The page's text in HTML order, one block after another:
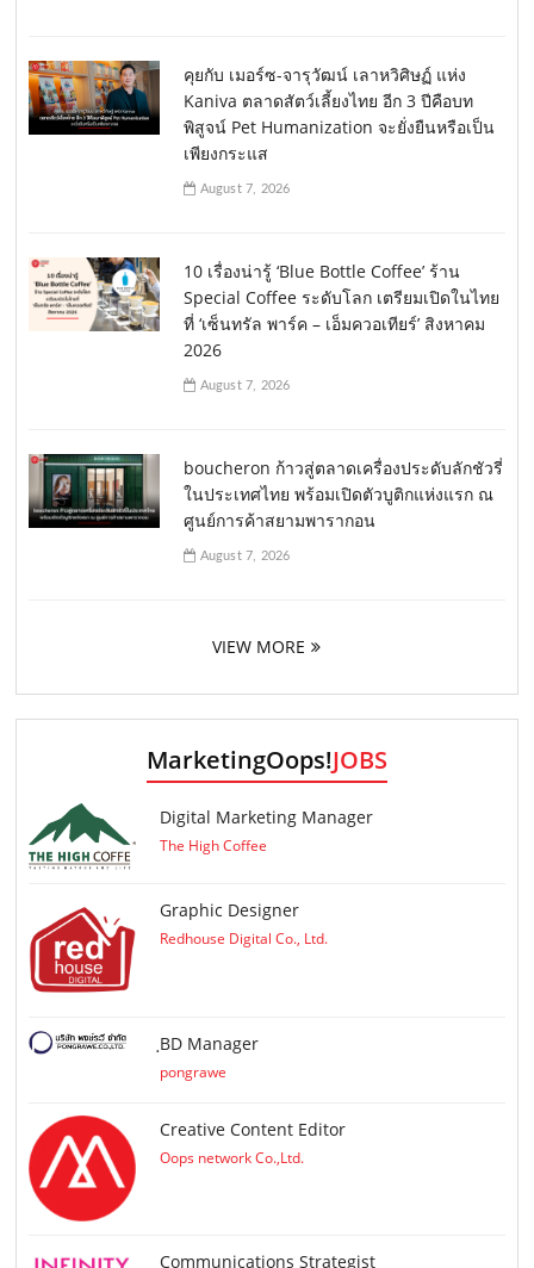
คุยกับ เมอร์ซ-จารุวัฒน์ เลาหวิศิษฏ์ แห่ง
Kaniva ตลาดสัตว์เลี้ยงไทย อีก 3 ปีคือบท
พิสูจน์ Pet Humanization จะยั่งยืนหรือเป็น
เพียงกระแส
August 7, 2026
10 เรื่องน่ารู้ ‘Blue Bottle Coffee’ ร้าน
Special Coffee ระดับโลก เตรียมเปิดในไทย
ที่ ‘เซ็นทรัล พาร์ค – เอ็มควอเทียร์’ สิงหาคม
2026
August 7, 2026
boucheron ก้าวสู่ตลาดเครื่องประดับลักชัวรี่
ในประเทศไทย พร้อมเปิดตัวบูติกแห่งแรก ณ
ศูนย์การค้าสยามพารากอน
August 7, 2026
VIEW MORE
MarketingOops!JOBS
Digital Marketing Manager
The High Coffee
Graphic Designer
Redhouse Digital Co., Ltd.
ฺBD Manager
pongrawe
Creative Content Editor
Oops network Co.,Ltd.
Communications Strategist